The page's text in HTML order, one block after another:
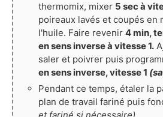
thermomix, mixer 5 sec à
poireaux lavés et coupés en
l'huile. Faire revenir 4 min,
en sens inverse à vitesse 1.
saler et poivrer puis
en sens inverse, vitesse 1
Pendant ce temps, étaler la
plan de travail fariné puis